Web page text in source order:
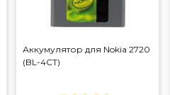
Аккумулятор для Nokia 2720
(BL-4CT)